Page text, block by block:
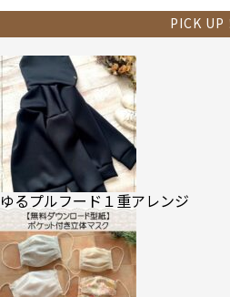
PICK UP
ゆるプルフード１重アレンジ